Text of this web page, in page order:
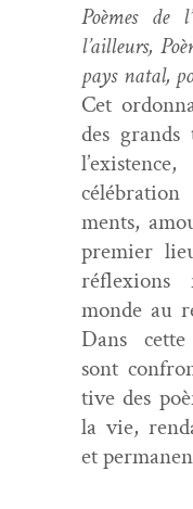
Poèmes de
l’ailleurs,
pays natal,
Cet
des
célébra­tion
ments,
pre­mier
monde au
Dans
sont
tive des
la vie,
et